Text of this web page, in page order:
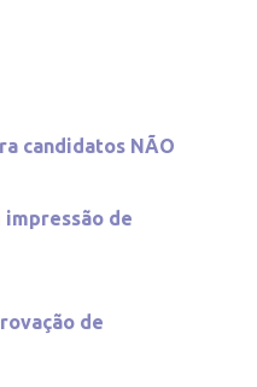
candidatos NÃO
impressão de
de